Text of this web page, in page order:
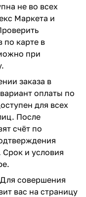
не во всех
Маркета и
по карте в
при
заказа в
оплаты по
для всех
После
счёт по
Срок и условия
совершения
вас на страницу